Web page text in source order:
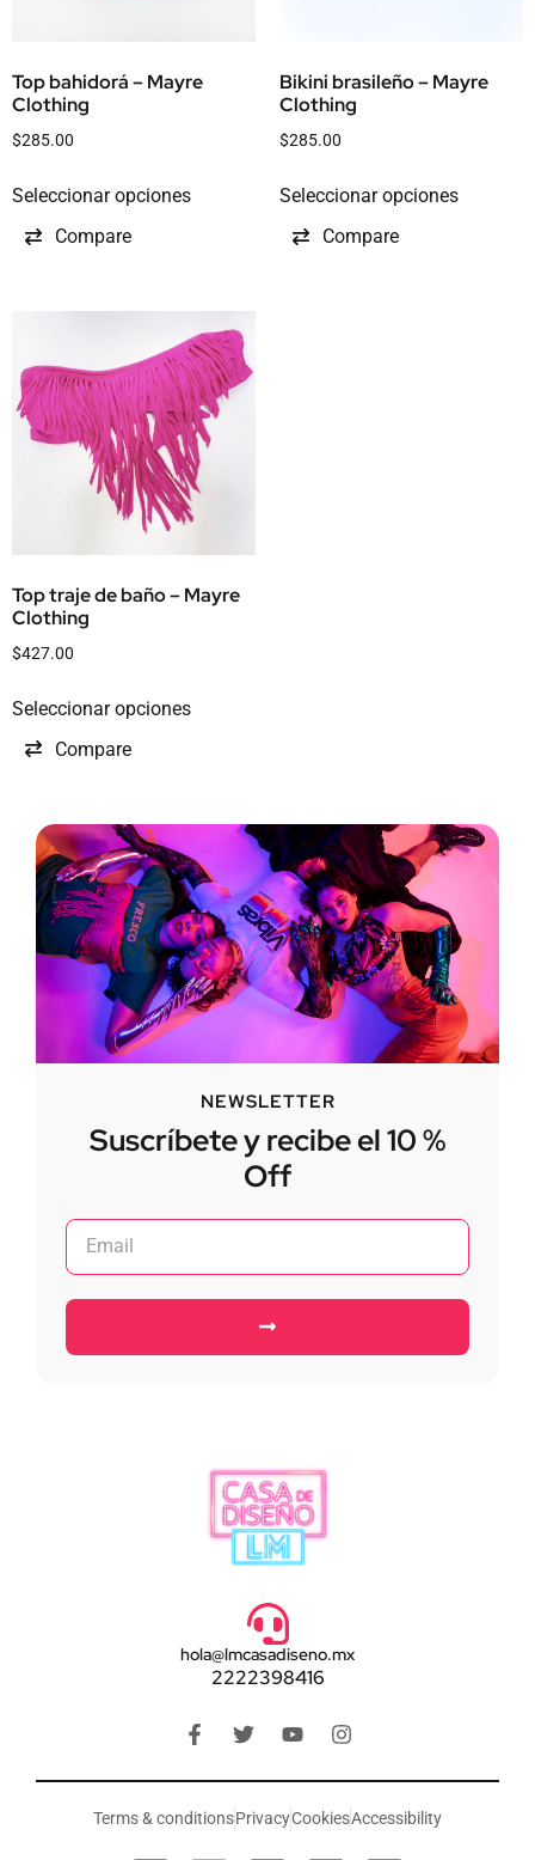
Top bahidorá – Mayre
Clothing
$285.00
Seleccionar opciones
Compare
Bikini brasileño – Mayre
Clothing
$285.00
Seleccionar opciones
Compare
Top traje de baño – Mayre
Clothing
$427.00
Seleccionar opciones
Compare
NEWSLETTER
Suscríbete y recibe el 10 %
Off
hola@lmcasadiseno.mx
2222398416
Terms & conditionsPrivacyCookiesAccessibility